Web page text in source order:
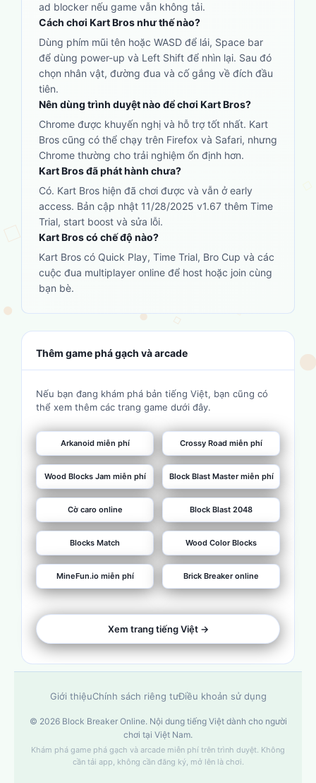
ad blocker nếu game vẫn không tải.
Cách chơi Kart Bros như thế nào?
Dùng phím mũi tên hoặc WASD để lái, Space bar
để dùng power-up và Left Shift để nhìn lại. Sau đó
chọn nhân vật, đường đua và cố gắng về đích đầu
tiên.
Nên dùng trình duyệt nào để chơi Kart Bros?
Chrome được khuyến nghị và hỗ trợ tốt nhất. Kart
Bros cũng có thể chạy trên Firefox và Safari, nhưng
Chrome thường cho trải nghiệm ổn định hơn.
Kart Bros đã phát hành chưa?
Có. Kart Bros hiện đã chơi được và vẫn ở early
access. Bản cập nhật 11/28/2025 v1.67 thêm Time
Trial, start boost và sửa lỗi.
Kart Bros có chế độ nào?
Kart Bros có Quick Play, Time Trial, Bro Cup và các
cuộc đua multiplayer online để host hoặc join cùng
bạn bè.
Thêm game phá gạch và arcade
Nếu bạn đang khám phá bản tiếng Việt, bạn cũng có
thể xem thêm các trang game dưới đây.
Arkanoid miễn phí Crossy Road miễn phí
Wood Blocks Jam miễn phí Block Blast Master miễn phí
Cờ caro online Block Blast 2048
Blocks Match Wood Color Blocks
MineFun.io miễn phí Brick Breaker online
Xem trang tiếng Việt →
Giới thiệuChính sách riêng tưĐiều khoản sử dụng
© 2026 Block Breaker Online. Nội dung tiếng Việt dành cho người
chơi tại Việt Nam.
Khám phá game phá gạch và arcade miễn phí trên trình duyệt. Không
cần tải app, không cần đăng ký, mở lên là chơi.